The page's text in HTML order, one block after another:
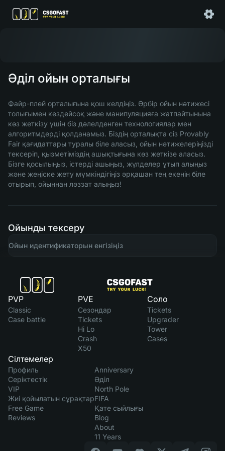
Әділ ойын орталығы
Файр-плей орталығына қош келдіңіз. Әрбір ойын нәтижесі
толығымен кездейсоқ және манипуляцияға жатпайтынына
көз жеткізу үшін біз дәлелденген технологиялар мен
алгоритмдерді қолданамыз. Біздің орталықта сіз Provably
Fair қағидаттары туралы біле аласыз, ойын нәтижелеріңізді
тексеріп, қызметіміздің ашықтығына көз жеткізе аласыз.
Бізге қосылыңыз, істерді ашыңыз, жүлделер ұтып алыңыз
және жеңіске жету мүмкіндігіңіз әрқашан тең екенін біле
отырып, ойыннан ләззат алыңыз!
Ойынды тексеру
PVP
Classic
Case battle
PVE
Сезондар
Tickets
Hi Lo
Crash
X50
Соло
Tickets
Upgrader
Tower
Cases
Сілтемелер
Профиль
Серіктестік
VIP
Жиі қойылатын сұрақтар
Free Game
Reviews
Anniversary
Әділ
North Pole
FIFA
Қате сыйлығы
Blog
About
11 Years